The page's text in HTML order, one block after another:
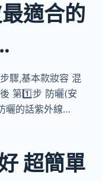
適合的
驟,基本款妝容 混
第1️⃣步 防曬(安
曬的話紫外線…
超簡單